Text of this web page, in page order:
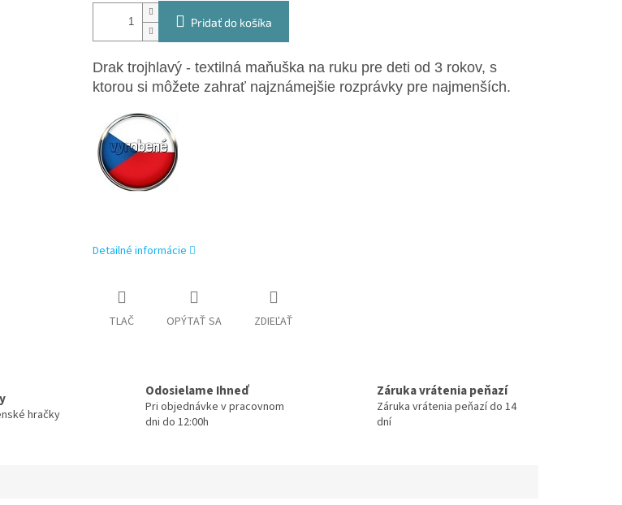
Pridať do košíka
Drak trojhlavý - textilná maňuška na ruku pre deti od 3 rokov, s
ktorou si môžete zahrať najznámejšie rozprávky pre najmenších.
Detailné informácie
TLAČ OPÝTAŤ SA ZDIEĽAŤ
hračky
Odosielame Ihneď
Pri objednávke v pracovnom
dni do 12:00h
Záruka vrátenia peňazí
Záruka vrátenia peňazí do 14
dní